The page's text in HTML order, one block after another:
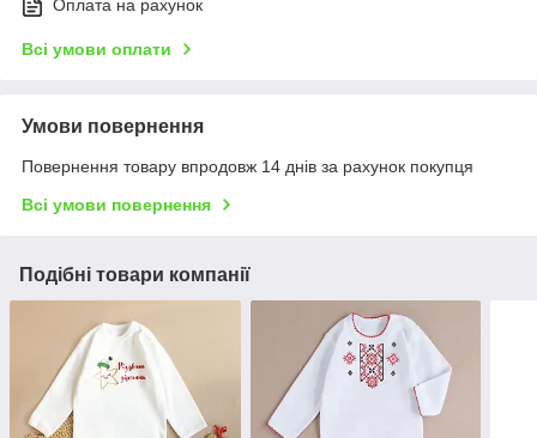
Оплата на рахунок
Всі умови оплати
Умови повернення
Повернення товару впродовж 14 днів за рахунок покупця
Всі умови повернення
Подібні товари компанії